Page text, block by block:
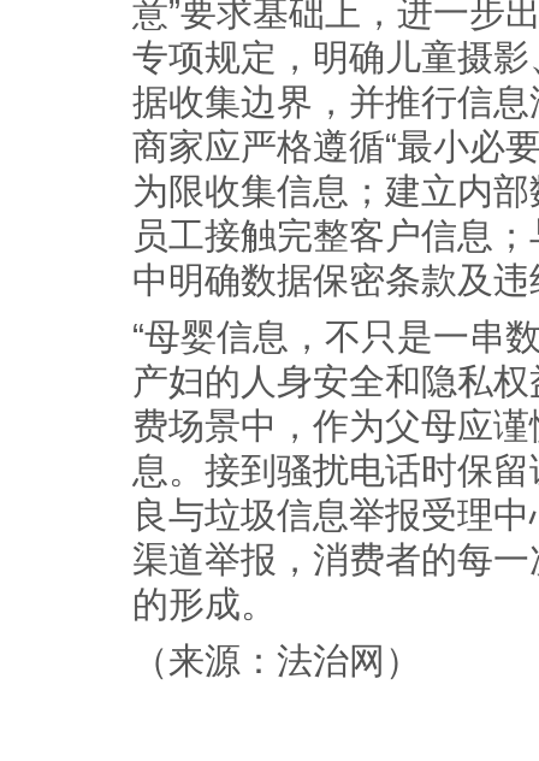
意”要求基础上，进一步
专项规定，明确儿童摄
据收集边界，并推行信
商家应严格遵循“最小必
为限收集信息；建立内
员工接触完整客户信息
中明确数据保密条款及
“母婴信息，不只是一串
产妇的人身安全和隐私
费场景中，作为父母应
息。接到骚扰电话时保
良与垃圾信息举报受理
渠道举报，消费者的每
的形成。
（来源：法治网）